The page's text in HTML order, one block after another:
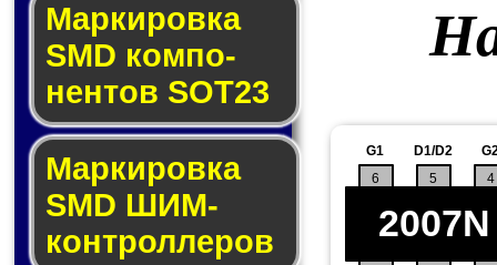
Маркировка
SMD ком­по­
нен­тов SOT23
Маркировка
SMD ШИМ-
кон­трол­ле­ров
4
D1/D2
5
6
G1
2007N